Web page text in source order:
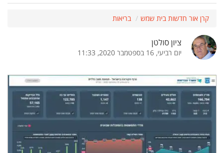
קרן אור חדשות בית שמש בריאות
ציון סולטן
יום רביעי, 16 בספטמבר 2020, 11:33